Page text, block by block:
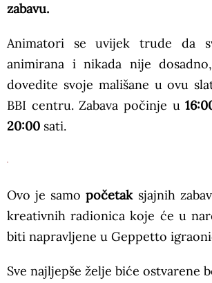
zabavu.
Animatori se uvijek trude da
animirana i nikada nije
dovedite svoje mališane u ovu
BBI centru. Zabava počinje u
20:00 sati.
Ovo je samopočetaksjajnih
kreativnih radionica koje će u
biti napravljene u Geppetto
Sve najljepše želje biće ostvarene